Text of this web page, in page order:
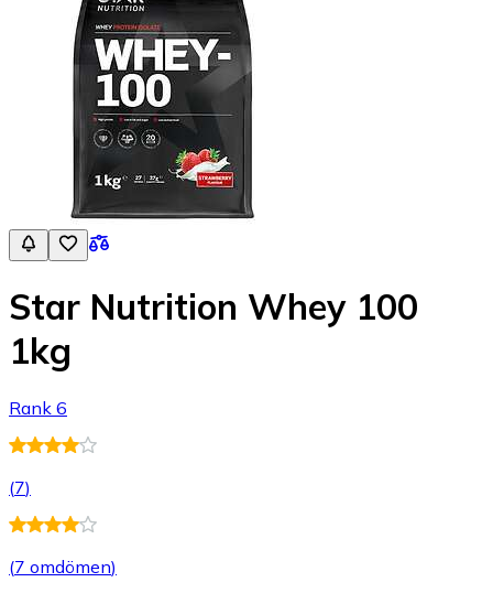
Star Nutrition Whey 100
1kg
Rank 6
(7)
(7 omdömen)